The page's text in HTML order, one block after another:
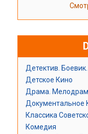
Детектив.
Детское Кино
Драма.
Документальное
Классика
Комедия